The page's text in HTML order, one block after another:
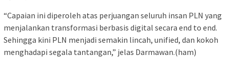
“Capaian ini diperoleh atas perjuangan seluruh insan PLN yang
menjalankan transformasi berbasis digital secara end to end.
Sehingga kini PLN menjadi semakin lincah, unified, dan kokoh
menghadapi segala tantangan,” jelas Darmawan.(ham)